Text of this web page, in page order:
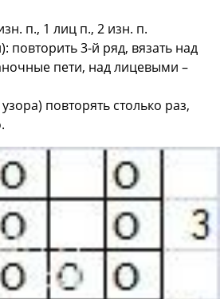
п., 1 лиц п., 2 изн. п.
повторить 3-й ряд, вязать над
пети, над лицевыми –
повторять столько раз,